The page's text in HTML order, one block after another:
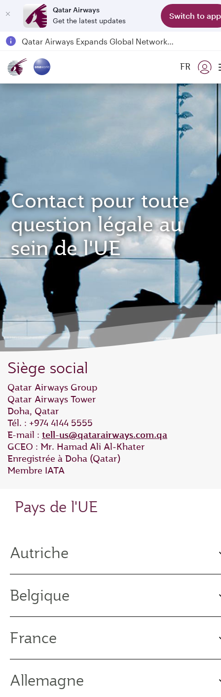
Qatar Airways
Get the latest updates
Switch to app
Passengers flying between Doha and Auckland on QR914 and QR915
18 June 2026: Updates on Travelling with Power Banks
FR
Contact pour toute
question légale au
sein de l'UE
Siège social
Qatar Airways Group
Qatar Airways Tower
Doha, Qatar
Tél. : +974 4144 5555
E-mail : tell-us@qatarairways.com.qa
GCEO : Mr. Hamad Ali Al‑Khater
Enregistrée à Doha (Qatar)
Membre IATA
Pays de l'UE
Autriche
Belgique
France
Allemagne